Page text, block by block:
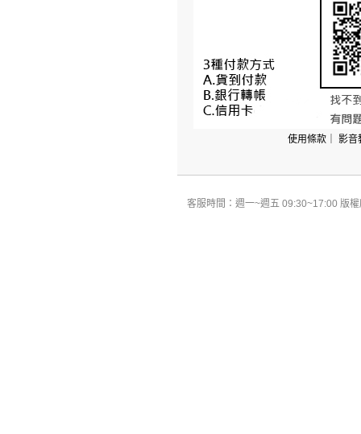
使用條款 影音
客服時間：週一~週五 09:30~17:00 版